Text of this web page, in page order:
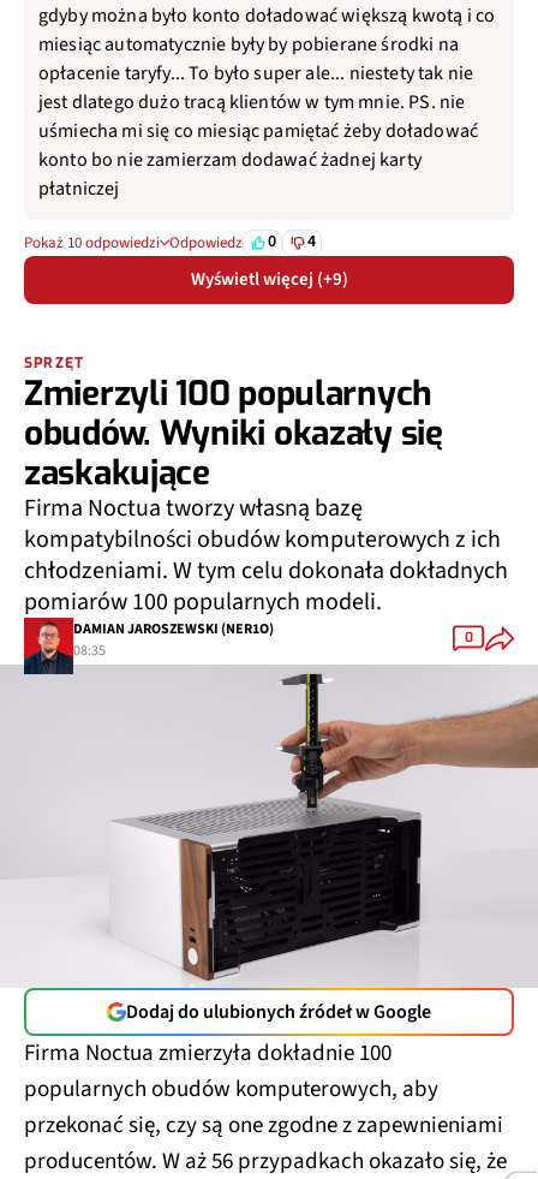
gdyby można było konto doładować większą kwotą i co
miesiąc automatycznie były by pobierane środki na
opłacenie taryfy... To było super ale... niestety tak nie
jest dlatego dużo tracą klientów w tym mnie. PS. nie
uśmiecha mi się co miesiąc pamiętać żeby doładować
konto bo nie zamierzam dodawać żadnej karty
płatniczej
Pokaż 10 odpowiedzi Odpowiedz 0 4
Wyświetl więcej (+9)
SPRZĘT
Zmierzyli 100 popularnych
obudów. Wyniki okazały się
zaskakujące
Firma Noctua tworzy własną bazę
kompatybilności obudów komputerowych z ich
chłodzeniami. W tym celu dokonała dokładnych
pomiarów 100 popularnych modeli.
DAMIAN JAROSZEWSKI (NER1O)
08:35
0
Dodaj do ulubionych źródeł w Google
Firma Noctua zmierzyła dokładnie 100
popularnych obudów komputerowych, aby
przekonać się, czy są one zgodne z zapewnieniami
producentów. W aż 56 przypadkach okazało się, że